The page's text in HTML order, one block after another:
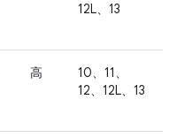
12L、13
高
10、11、
12、12L、13